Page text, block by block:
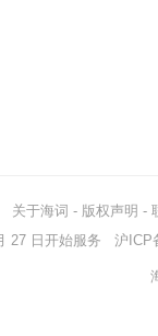
关于海词 - 版权声明 -
27 日开始服务 沪ICP